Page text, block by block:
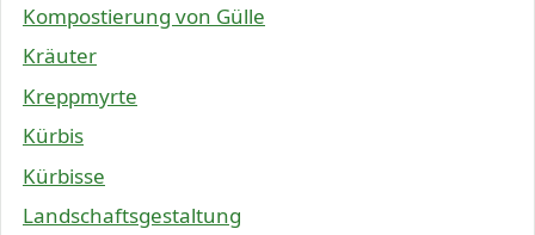
Kompostierung von Gülle
Kräuter
Kreppmyrte
Kürbis
Kürbisse
Landschaftsgestaltung